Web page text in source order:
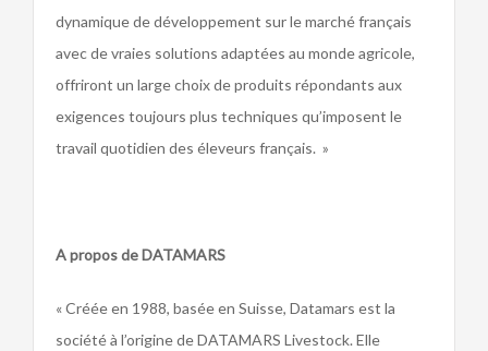
dynamique de développement sur le marché français
avec de vraies solutions adaptées au monde agricole,
offriront un large choix de produits répondants aux
exigences toujours plus techniques qu’imposent le
travail quotidien des éleveurs français. »
A propos de DATAMARS
« Créée en 1988, basée en Suisse, Datamars est la
société à l’origine de DATAMARS Livestock. Elle